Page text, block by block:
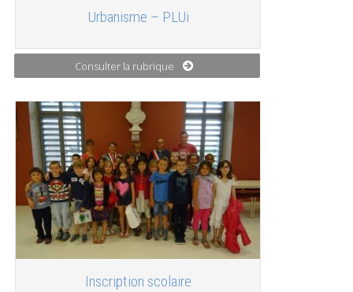
Urbanisme – PLUi
Consulter la rubrique
Inscription scolaire